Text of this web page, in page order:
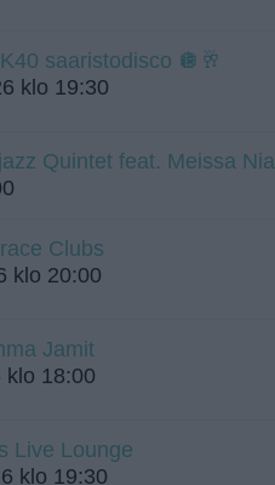
saaristodisco 🪩🥂
klo 19:30
Quintet feat. Meissa
Clubs
klo 20:00
Jamit
klo 18:00
Live Lounge
klo 19:30